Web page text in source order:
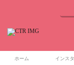
ホーム インスタ